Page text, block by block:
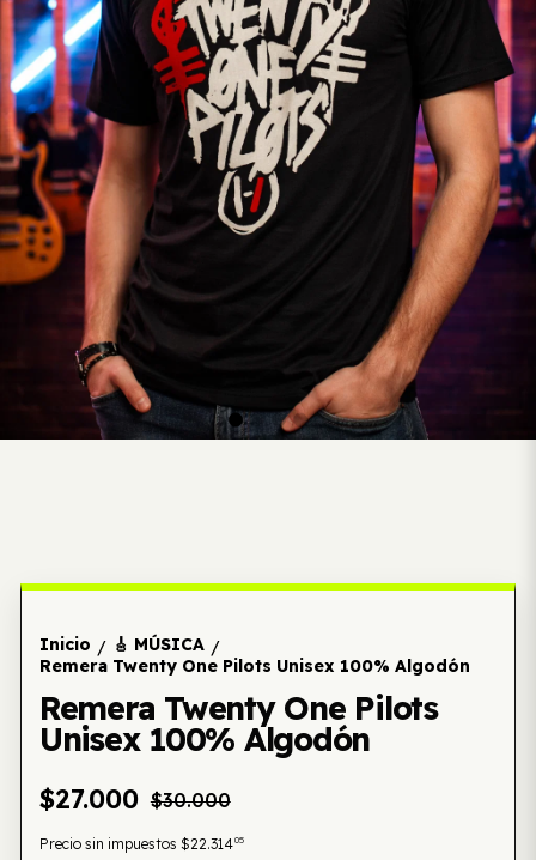
Inicio / 🎸 MÚSICA /
Remera Twenty One Pilots Unisex 100% Algodón
Remera Twenty One Pilots
Unisex 100% Algodón
$27.000 $30.000
Precio sin impuestos $22.31405